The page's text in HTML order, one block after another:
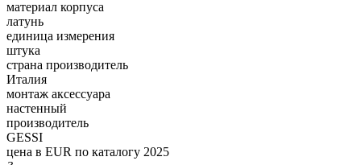
материал корпуса
латунь
единица измерения
штука
страна производитель
Италия
монтаж аксессуара
настенный
производитель
GESSI
цена в EUR по каталогу 2025